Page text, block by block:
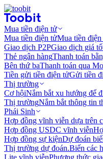
Mua tiền điện tử
Mua tiền điện tửMua tiền
Giao dịch P2PGiao dịch giá
Thẻ ngân hàngThanh toán
Bên thứ baThanh toán qua
Tiền gửi tiền điện tửGửi tiền
Thị trường
Cơ hộiNắm bắt xu hướng để
Thị trườngNắm bắt thông tin
Phái Sinh
Hợp đồng vĩnh viễn dựa trên
Hợp đồng USDC vĩnh viễn
Hợp đồng sự kiệnDự đoán
Thị trường dự đoán.Biến các
Lite vĩnh viễnPhương thức